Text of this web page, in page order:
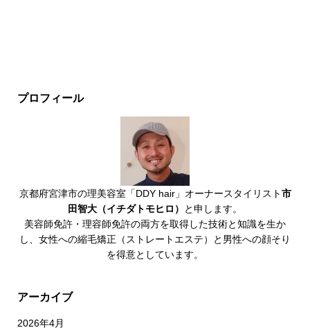
プロフィール
京都府宮津市の理美容室「DDY hair」オーナースタイリスト市
田智大（イチダトモヒロ）
と申します。
美容師免許・理容師免許の両方を取得した技術と知識を生か
し、女性への縮毛矯正（ストレートエステ）と男性への顔そり
を得意としています。
アーカイブ
2026年4月